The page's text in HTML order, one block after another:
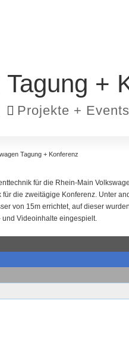
+
Projekte + Events
Tagung + Konferenz
für die Rhein-Main
die zweitägige Konferenz. Unter
von 15m errichtet, auf dieser
und Videoinhalte eingespielt.